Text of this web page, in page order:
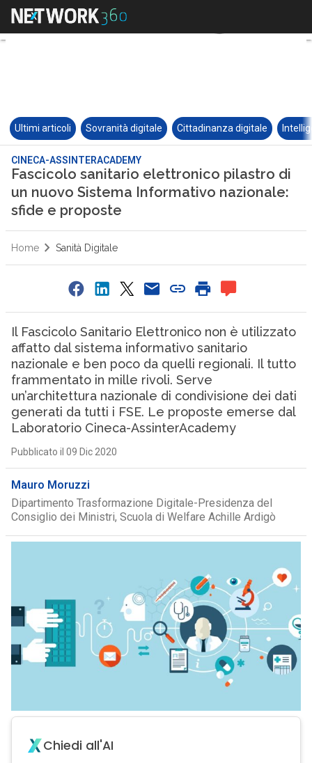
Ultimi articoli Sovranità digitale Cittadinanza digitale
CINECA-ASSINTERACADEMY
Fascicolo sanitario elettronico pilastro di
un nuovo Sistema Informativo nazionale:
sfide e proposte
Home Sanità Digitale
Il Fascicolo Sanitario Elettronico non è utilizzato
affatto dal sistema informativo sanitario
nazionale e ben poco da quelli regionali. Il tutto
frammentato in mille rivoli. Serve
un’architettura nazionale di condivisione dei dati
generati da tutti i FSE. Le proposte emerse dal
Laboratorio Cineca-AssinterAcademy
Pubblicato il 09 Dic 2020
Mauro Moruzzi
Dipartimento Trasformazione Digitale-Presidenza del
Consiglio dei Ministri, Scuola di Welfare Achille Ardigò
Chiedi all'AI